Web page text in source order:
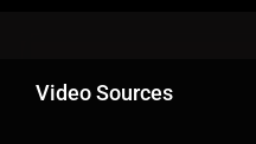
Video Sources